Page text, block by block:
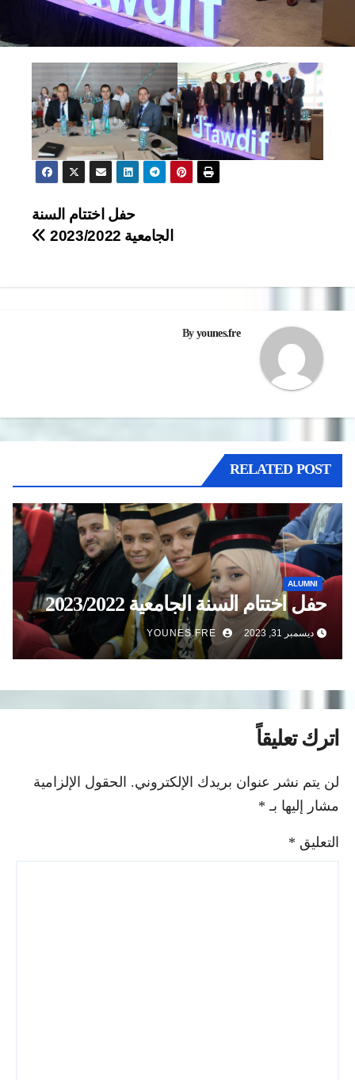
حفل اختتام السنة
الجامعية 2023/2022
Byyounes.fre
RELATED POST
ALUMNI
حفل اختتام السنة الجامعية 2023/2022
ديسمبر 31, 2023 YOUNES.FRE
اترك تعليقاً
لن يتم نشر عنوان بريدك الإلكتروني. الحقول الإلزامية
مشار إليها بـ *
التعليق*